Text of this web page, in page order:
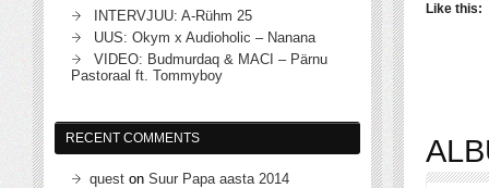
Like this:
INTERVJUU: A-Rühm 25
UUS: Okym x Audioholic – Nanana
VIDEO: Budmurdaq & MACI – Pärnu
Pastoraal ft. Tommyboy
RECENT COMMENTS
quest on Suur Papa aasta 2014